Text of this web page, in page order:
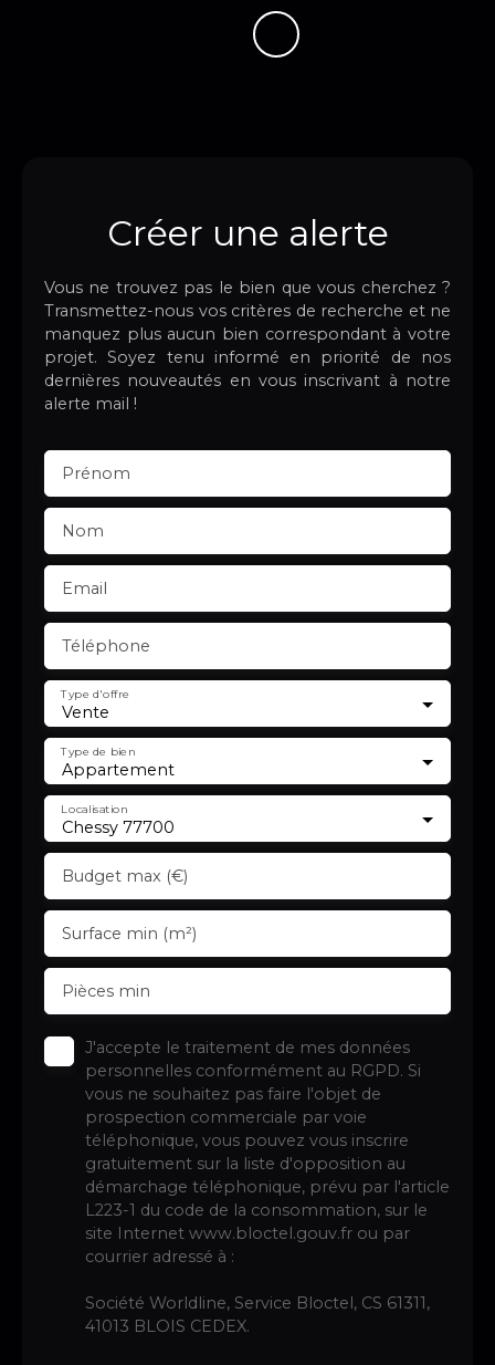
Créer une alerte
Vous ne trouvez pas le bien que vous cherchez ?
Transmettez-nous vos critères de recherche et ne
manquez plus aucun bien correspondant à votre
projet. Soyez tenu informé en priorité de nos
dernières nouveautés en vous inscrivant à notre
alerte mail !
Prénom
Nom
Email
Téléphone
Vente
Type d'offre
Appartement
Type de bien
Chessy 77700
Localisation
Budget max (€)
Surface min (m²)
Pièces min
J'accepte le traitement de mes données
personnelles conformément au RGPD. Si
vous ne souhaitez pas faire l'objet de
prospection commerciale par voie
téléphonique, vous pouvez vous inscrire
gratuitement sur la liste d'opposition au
démarchage téléphonique, prévu par l'article
L223-1 du code de la consommation, sur le
site Internet www.bloctel.gouv.fr ou par
courrier adressé à :
Société Worldline, Service Bloctel, CS 61311,
41013 BLOIS CEDEX.